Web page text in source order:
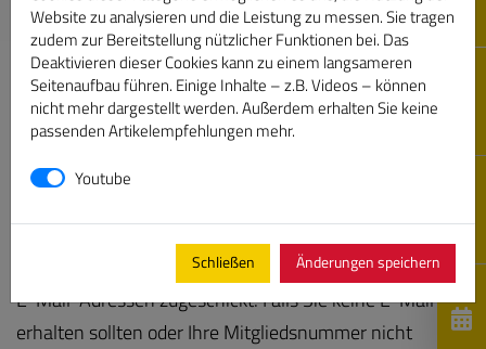
Passwort vergessen
anschließend ein neues Kennwort an die hinterlegten
E-Mail-Adressen zugeschickt. Falls Sie keine E-Mail
erhalten sollten oder Ihre Mitgliedsnummer nicht
Website zu analysieren und die Leistung zu messen. Sie tragen
zudem zur Bereitstellung nützlicher Funktionen bei. Das
Deaktivieren dieser Cookies kann zu einem langsameren
Seitenaufbau führen. Einige Inhalte – z.B. Videos – können
nicht mehr dargestellt werden. Außerdem erhalten Sie keine
passenden Artikelempfehlungen mehr.
Youtube
Schließen Änderungen speichern